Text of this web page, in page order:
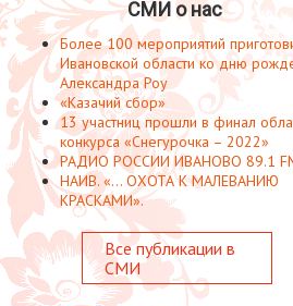
СМИ о нас
Более 100 мероприятий
Ивановской области ко дню
Александра Роу
«Казачий сбор»
13 участниц прошли в финал
конкурса «Снегурочка – 2022»
РАДИО РОССИИ ИВАНОВО 89.1
НАИВ. «... ОХОТА К МАЛЕВАНИЮ
КРАСКАМИ».
Все публикации в
СМИ